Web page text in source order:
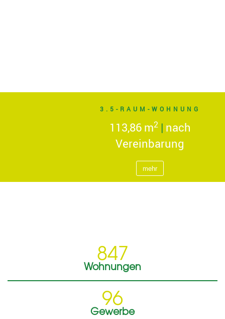
3.5-RAUM-WOHNUNG
113,86 m2 | nach
Vereinbarung
mehr
847
Wohnungen
96
Gewerbe